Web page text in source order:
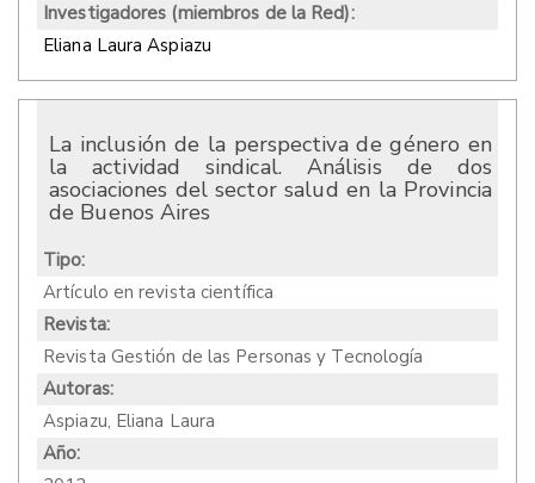
Investigadores (miembros de la Red):
Eliana Laura Aspiazu
La inclusión de la perspectiva de género en
la actividad sindical. Análisis de dos
asociaciones del sector salud en la Provincia
de Buenos Aires
Tipo:
Artículo en revista científica
Revista:
Revista Gestión de las Personas y Tecnología
Autoras:
Aspiazu, Eliana Laura
Año: